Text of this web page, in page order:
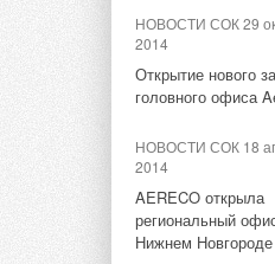
НОВОСТИ СОК 29
2014
Открытие нового
головного офиса
НОВОСТИ СОК 18
2014
AERECO открыла
региональный
Нижнем Новгороде
В Москве создали
автономного
Планы ЕС
значительным
— нехваткой
трансформаторов